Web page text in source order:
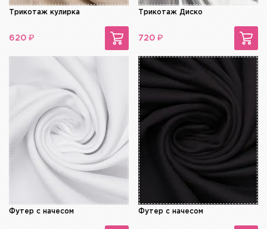
Трикотаж кулирка
620 ₽
Трикотаж Диско
720 ₽
Футер с начесом Футер с начесом